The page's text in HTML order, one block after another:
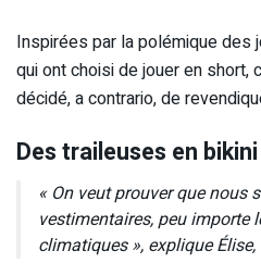
Inspirées par la polémique
qui ont choisi de jouer en short,
décidé, a contrario, de
Des traileuses en
« On veut prouver que nous
vestimentaires, peu importe
climatiques », explique